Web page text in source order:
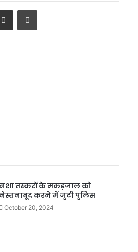
Share via Email Print
तस्करों के मकड़जाल को
करने में जुटी पुलिस
October 20, 2024